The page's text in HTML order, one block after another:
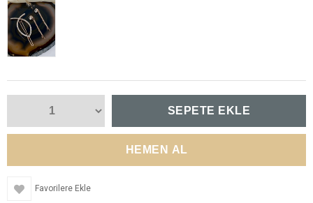
Favorilere Ekle